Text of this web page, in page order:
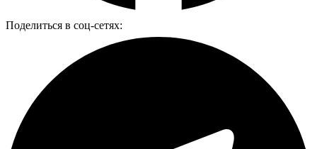
Поделиться в соц-сетях: